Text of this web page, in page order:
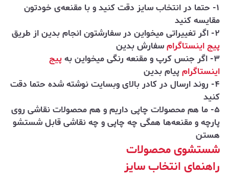
۱- حتما در انتخاب سایز دقت کنید و با مقنعه‌ی خودتون
مقایسه کنید
۲- اگر تغییراتی میخواین در سفارشتون انجام بدین از طریق
پیج اینستاگرامسفارش بدین
۳- اگر جنس کرپ و مقنعه رنگی میخواین به
پیج
اینستاگرامپیام بدین
۴- روند ارسال در کادر بالای وبسایت نوشته شده حتما دقت
کنید
۵- ما هم محصولات چاپی داریم و هم محصولات نقاشی روی
پارچه و مقنعه‌ها همگی چه چاپی و چه نقاشی قابل شستشو
هستن
شستشوی محصولات
راهنمای انتخاب سایز